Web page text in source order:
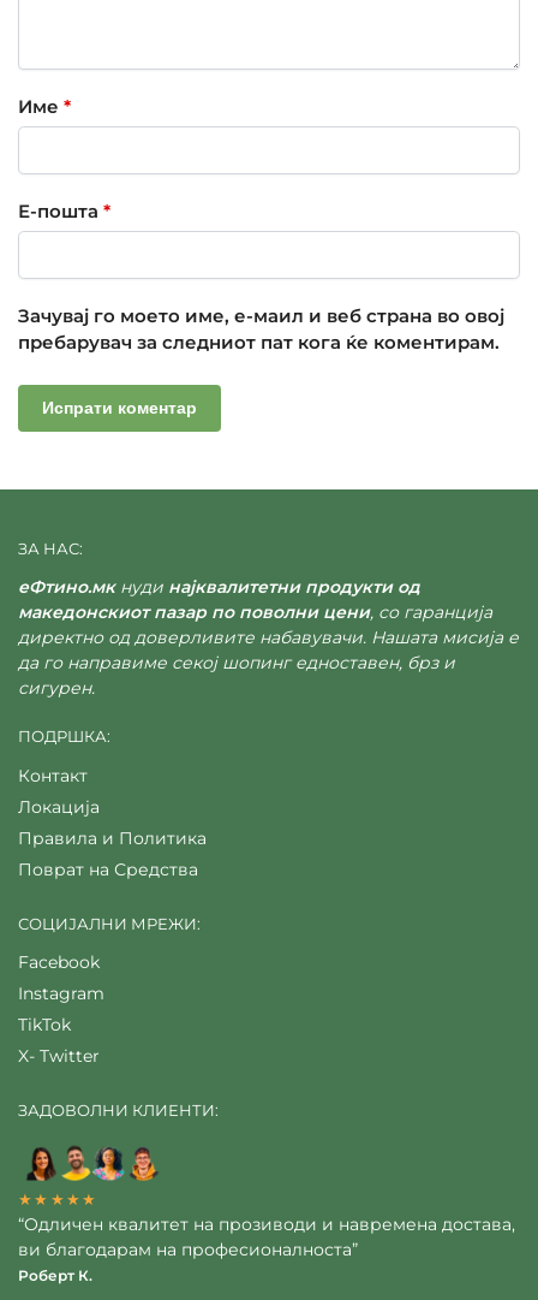
Име *
Е-пошта *
Зачувај го моето име, е-маил и веб страна во овој
пребарувач за следниот пат кога ќе коментирам.
ЗА НАС:
еФтино.мкнуди најквалитетни продукти од
македонскиот пазар по поволни цени, со гаранција
директно од доверливите набавувачи. Нашата мисија е
да го направиме секој шопинг едноставен, брз и
сигурен.
ПОДРШКА:
Контакт
Локација
Правила и Политика
Поврат на Средства
СОЦИЈАЛНИ МРЕЖИ:
Facebook
Instagram
TikTok
X- Twitter
ЗАДОВОЛНИ КЛИЕНТИ:
★★★★★
“Одличен квалитет на прозиводи и навремена достава,
ви благодарам на професионалноста”
Роберт К.